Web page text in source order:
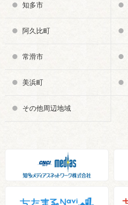
知多市
阿久比町
常滑市
美浜町
その他周辺地域